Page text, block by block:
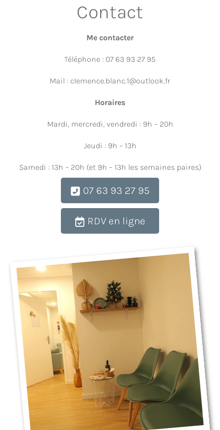
Contact
Me contacter
Téléphone : 07 63 93 27 95
Mail : clemence.blanc.1@outlook.fr
Horaires
Mardi, mercredi, vendredi : 9h – 20h
Jeudi : 9h – 13h
Samedi : 13h – 20h (et 9h – 13h les semaines paires)
07 63 93 27 95
RDV en ligne